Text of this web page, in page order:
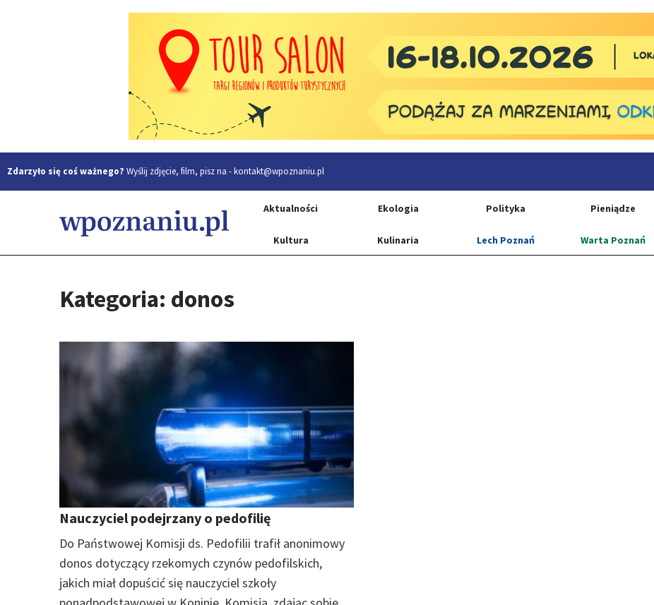
Zdarzyło się coś ważnego? Wyślij zdjęcie, film, pisz na -kontakt@wpoznaniu.pl
Aktualności Ekologia Polityka Pieniądze
Kultura Kulinaria Lech Poznań Warta Poznań
Kategoria: donos
Nauczyciel podejrzany o pedofilię
Do Państwowej Komisji ds. Pedofilii trafił anonimowy
donos dotyczący rzekomych czynów pedofilskich,
jakich miał dopuścić się nauczyciel szkoły